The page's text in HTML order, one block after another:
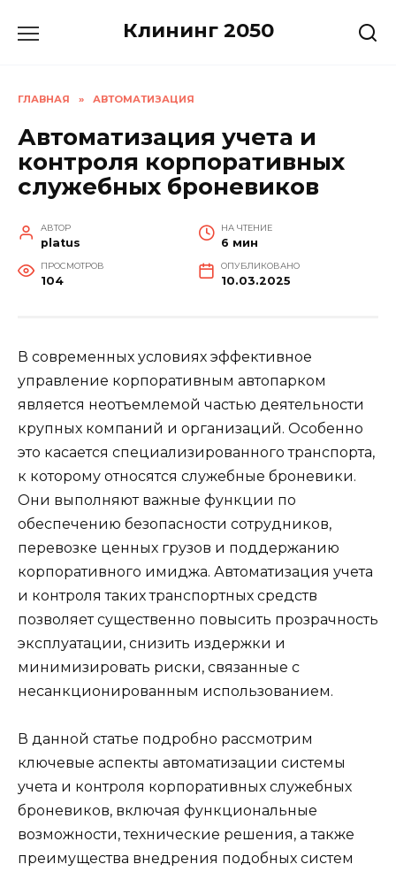
Клининг 2050
ГЛАВНАЯ » АВТОМАТИЗАЦИЯ
Автоматизация учета и
контроля корпоративных
служебных броневиков
АВТОР
platus
НА ЧТЕНИЕ
6 мин
ПРОСМОТРОВ
104
ОПУБЛИКОВАНО
10.03.2025
В современных условиях эффективное
управление корпоративным автопарком
является неотъемлемой частью деятельности
крупных компаний и организаций. Особенно
это касается специализированного транспорта,
к которому относятся служебные броневики.
Они выполняют важные функции по
обеспечению безопасности сотрудников,
перевозке ценных грузов и поддержанию
корпоративного имиджа. Автоматизация учета
и контроля таких транспортных средств
позволяет существенно повысить прозрачность
эксплуатации, снизить издержки и
минимизировать риски, связанные с
несанкционированным использованием.
В данной статье подробно рассмотрим
ключевые аспекты автоматизации системы
учета и контроля корпоративных служебных
броневиков, включая функциональные
возможности, технические решения, а также
преимущества внедрения подобных систем